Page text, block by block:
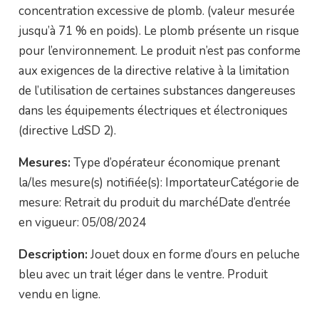
concentration excessive de plomb. (valeur mesurée
jusqu’à 71 % en poids). Le plomb présente un risque
pour l’environnement. Le produit n’est pas conforme
aux exigences de la directive relative à la limitation
de l’utilisation de certaines substances dangereuses
dans les équipements électriques et électroniques
(directive LdSD 2).
Mesures: Type d’opérateur économique prenant
la/les mesure(s) notifiée(s): ImportateurCatégorie de
mesure: Retrait du produit du marchéDate d’entrée
en vigueur: 05/08/2024
Description: Jouet doux en forme d’ours en peluche
bleu avec un trait léger dans le ventre. Produit
vendu en ligne.